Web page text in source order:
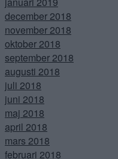
december 2018
november 2018
oktober 2018
september 2018
augusti 2018
juli 2018
juni 2018
maj 2018
april 2018
mars 2018
februari 2018